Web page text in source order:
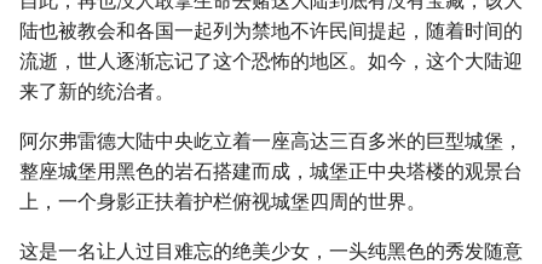
陆也被教会和各国一起列为禁地不许民间提起，随着时间的
流逝，世人逐渐忘记了这个恐怖的地区。如今，这个大陆迎
来了新的统治者。
阿尔弗雷德大陆中央屹立着一座高达三百多米的巨型城堡，
整座城堡用黑色的岩石搭建而成，城堡正中央塔楼的观景台
上，一个身影正扶着护栏俯视城堡四周的世界。
这是一名让人过目难忘的绝美少女，一头纯黑色的秀发随意